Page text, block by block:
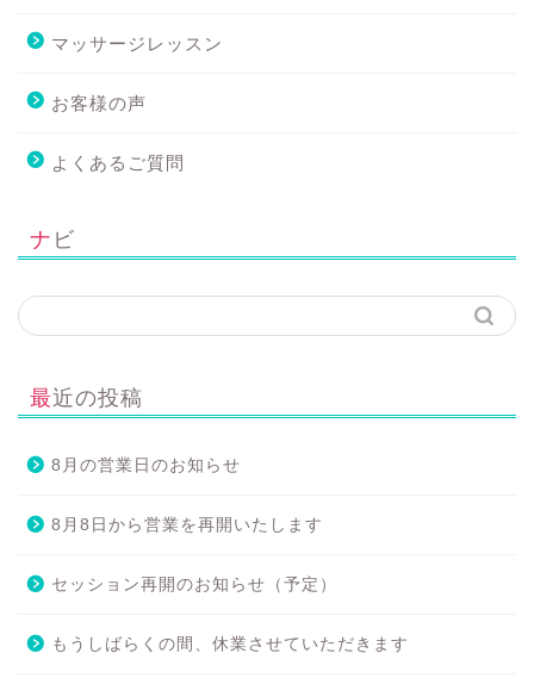
マッサージレッスン
お客様の声
よくあるご質問
ナビ
最近の投稿
8月の営業日のお知らせ
8月8日から営業を再開いたします
セッション再開のお知らせ（予定）
もうしばらくの間、休業させていただきます